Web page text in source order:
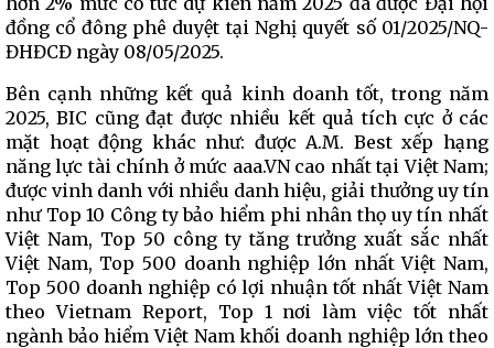
đồng cổ đông phê duyệt tại Nghị quyết số 01/2025/NQ-
ĐHĐCĐ ngày 08/05/2025.
Bên cạnh những kết quả kinh doanh tốt, trong năm
2025, BIC cũng đạt được nhiều kết quả tích cực ở các
mặt hoạt động khác như: được A.M. Best xếp hạng
năng lực tài chính ở mức aaa.VN cao nhất tại Việt Nam;
được vinh danh với nhiều danh hiệu, giải thưởng uy tín
như Top 10 Công ty bảo hiểm phi nhân thọ uy tín nhất
Việt Nam, Top 50 công ty tăng trưởng xuất sắc nhất
Việt Nam, Top 500 doanh nghiệp lớn nhất Việt Nam,
Top 500 doanh nghiệp có lợi nhuận tốt nhất Việt Nam
theo Vietnam Report, Top 1 nơi làm việc tốt nhất
ngành bảo hiểm Việt Nam khối doanh nghiệp lớn theo